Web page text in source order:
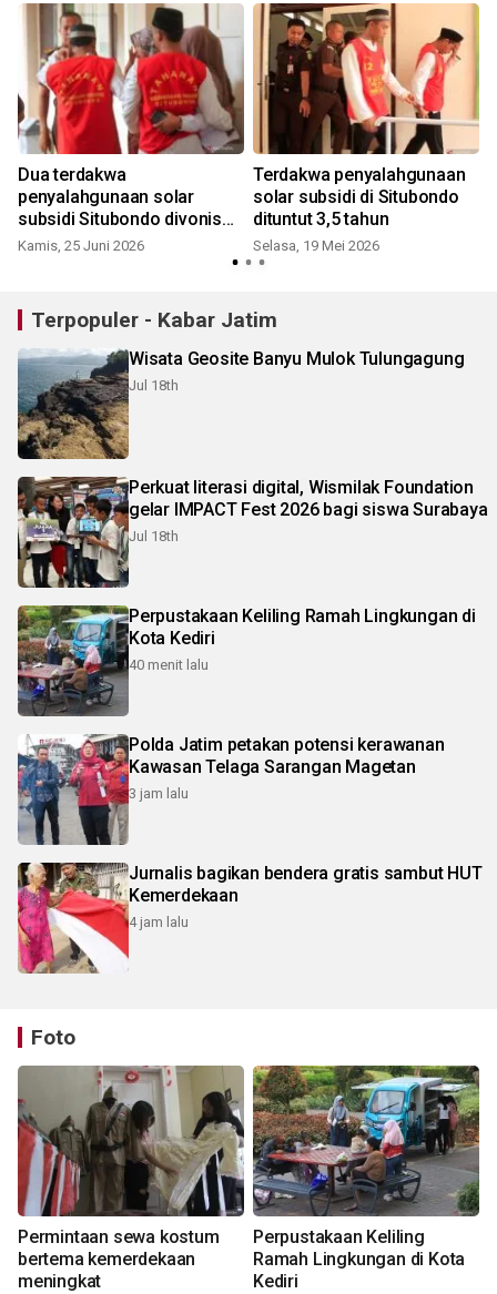
Dua terdakwa
penyalahgunaan solar
subsidi Situbondo divonis
satu tahun
Kamis, 25 Juni 2026
Terdakwa penyalahgunaan
solar subsidi di Situbondo
dituntut 3,5 tahun
Selasa, 19 Mei 2026
Terpopuler - Kabar Jatim
Wisata Geosite Banyu Mulok Tulungagung
Jul 18th
Perkuat literasi digital, Wismilak Foundation
gelar IMPACT Fest 2026 bagi siswa Surabaya
Jul 18th
Perpustakaan Keliling Ramah Lingkungan di
Kota Kediri
40 menit lalu
Polda Jatim petakan potensi kerawanan
Kawasan Telaga Sarangan Magetan
3 jam lalu
Jurnalis bagikan bendera gratis sambut HUT
Kemerdekaan
4 jam lalu
Foto
Permintaan sewa kostum
bertema kemerdekaan
meningkat
Perpustakaan Keliling
Ramah Lingkungan di Kota
Kediri